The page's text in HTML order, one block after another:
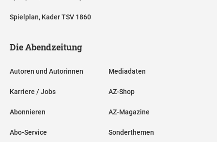
Spielplan, Kader TSV 1860
Die Abendzeitung
Autoren und Autorinnen
Karriere / Jobs
Abonnieren
Abo-Service
Mediadaten
AZ-Shop
AZ-Magazine
Sonderthemen